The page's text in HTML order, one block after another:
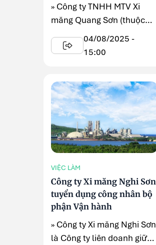
» Công ty TNHH MTV Xi
măng Quang Sơn (thuộc
Tổng Công ty Xây dựng
Công nghiệp Việt ...
04/08/2025 -
15:00
VIỆC LÀM
Công ty Xi măng Nghi Sơn
tuyển dụng công nhân bộ
phận Vận hành
» Công ty Xi măng Nghi Sơn
là Công ty liên doanh giữa